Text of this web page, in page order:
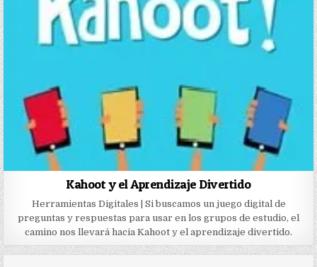
Kahoot y el Aprendizaje Divertido
Herramientas Digitales | Si buscamos un juego digital de
preguntas y respuestas para usar en los grupos de estudio, el
camino nos llevará hacia Kahoot y el aprendizaje divertido.